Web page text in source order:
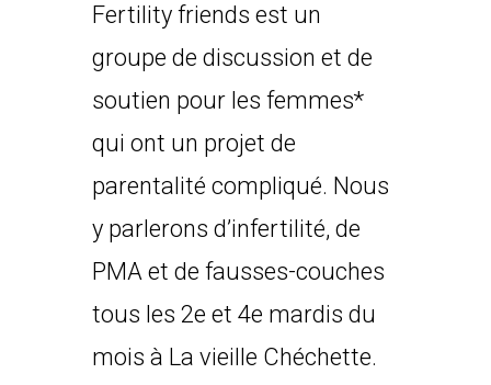
Fertility friends est un
groupe de discussion et de
soutien pour les femmes*
qui ont un projet de
parentalité compliqué. Nous
y parlerons d’infertilité, de
PMA et de fausses-couches
tous les 2e et 4e mardis du
mois à La vieille Chéchette.